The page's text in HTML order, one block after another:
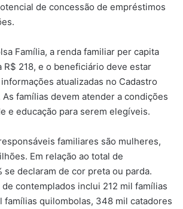
de concessão de empréstimos
Família, a renda familiar per capita
218, e o beneficiário deve estar
atualizadas no Cadastro
As famílias devem atender a condições
e educação para serem elegíveis.
familiares são mulheres,
Em relação ao total de
se declaram de cor preta ou parda.
contemplados inclui 212 mil famílias
famílias quilombolas, 348 mil catadores